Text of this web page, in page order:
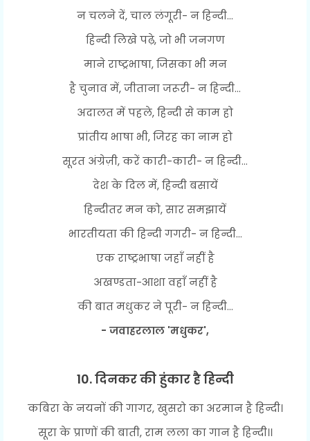
न चलने दें, चाल लंगूरी- न हिन्दी...
हिन्दी लिखे पढ़े, जो भी जनगण
माने राष्ट्रभाषा, जिसका भी मन
है चुनाव में, जीताना जरूरी- न हिन्दी...
अदालत में पहले, हिन्दी से काम हो
प्रांतीय भाषा भी, जिरह का नाम हो
सूरत अंग्रेज़ी, करें कारी-कारी- न हिन्दी...
देश के दिल में, हिन्दी बसायें
हिन्दीतर मन को, सार समझायें
भारतीयता की हिन्दी गगरी- न हिन्दी...
एक राष्ट्रभाषा जहाँ नहीं है
अखण्डता-आशा वहाँ नहीं है
की बात मधुकर ने पूरी- न हिन्दी...
- जवाहरलाल 'मधुकर',
10. दिनकर की हुंकार है हिन्दी
कबिरा के नयनों की गागर, खुसरो का अरमान है हिन्दी।
सूरा के प्राणों की बाती, राम लला का गान है हिन्दी।।